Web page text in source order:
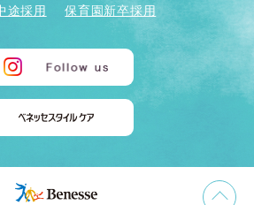
途採用 保育園新卒採用